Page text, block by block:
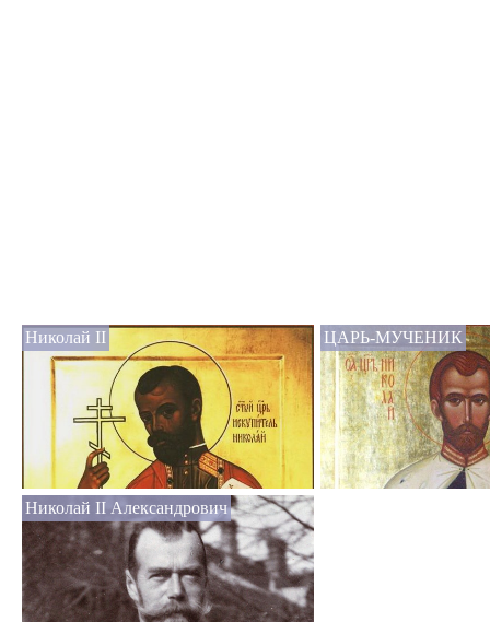
Николай II ЦАРЬ-МУЧЕНИК
Николай II Александрович